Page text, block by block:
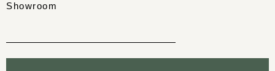
Showroom